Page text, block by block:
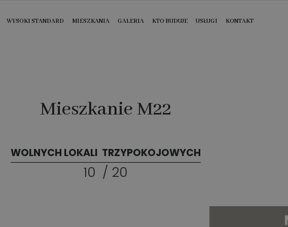
WYSOKI STANDARD MIESZKANIA GALERIA KTO BUDUJE USŁUGI KONTAKT
Mieszkanie M22
WOLNYCH LOKALI TRZYPOKOJOWYCH
10 / 20